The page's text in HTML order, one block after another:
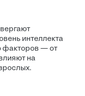
интеллекта
факторов — от
на